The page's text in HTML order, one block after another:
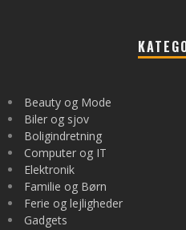
Beauty og Mode
Biler og sjov
Boligindretning
Computer og IT
Elektronik
Familie og Børn
Ferie og lejligheder
Gadgets